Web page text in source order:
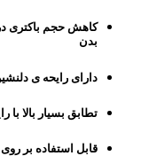
کاهش حجم باکتری
بدن
دارای رایحه ی
تطابق بسیار بالا با
قابل استفاده بر